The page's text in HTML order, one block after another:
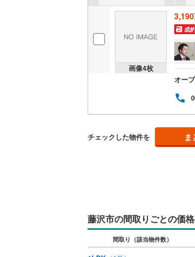
画像4枚
成
オー
チェックした物件を
藤沢市の間取りごとの価
間取り（該当物件数）
収納
（
バル
構